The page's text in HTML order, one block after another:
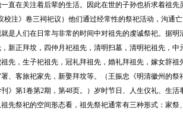
直在关注着后辈的生活。因此在世的子孙也祈求着祖先
注》卷三祠祀议）他们通过经常性的祭祀活动，沟通
是人们在日常与非常的时间中对祖先的虔诚祭祀。据明
新正拜坟，四仲月祀祖先，清明扫墓，清明祀祖先，
先，生子祀祖先，冠礼拜祖先，婚礼拜祖先，嫁女辞祖
、客旅祀家先，新娶拜坟等。（王振忠《明清徽州的
》第1卷第2期，第48页。）岁时节日、人生仪礼、生活
先祭祀的空间形态看，祖先祭祀通常有三种形式：家祭